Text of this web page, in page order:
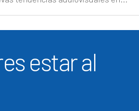
estar al